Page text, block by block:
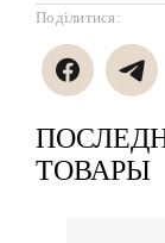
Поділитися:
ТОВАРЫ